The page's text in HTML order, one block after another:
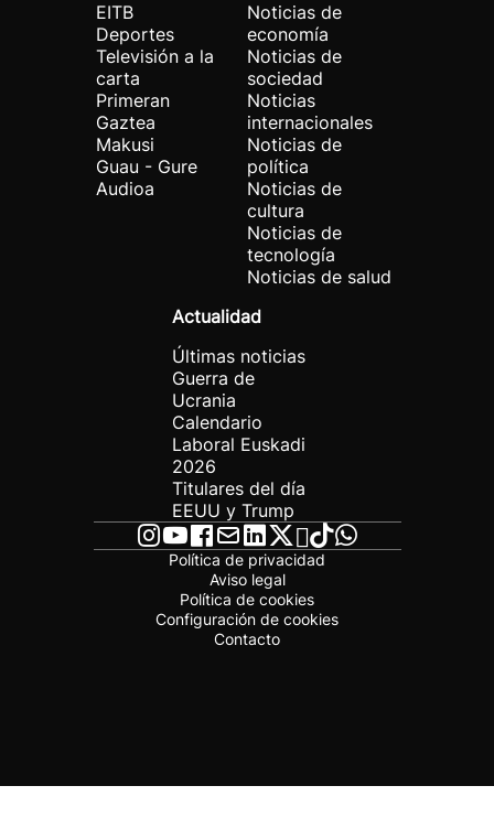
EITB
Deportes
Televisión a la
carta
Primeran
Gaztea
Makusi
Guau - Gure
Audioa
Noticias de
economía
Noticias de
sociedad
Noticias
internacionales
Noticias de
política
Noticias de
cultura
Noticias de
tecnología
Noticias de salud
Actualidad
Últimas noticias
Guerra de
Ucrania
Calendario
Laboral Euskadi
2026
Titulares del día
EEUU y Trump
Política de privacidad
Aviso legal
Política de cookies
Configuración de cookies
Contacto